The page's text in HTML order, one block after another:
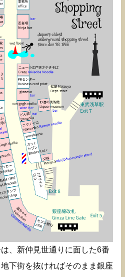
、新仲見世通りに面した6番
下街を抜ければそのまま銀座